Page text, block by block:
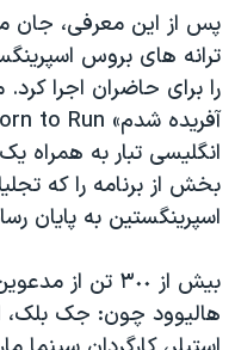
پس از این معرفی، جان
را برای حاضران اجرا کرد.
انگلیسی تبار به همراه
بخش از برنامه را که
اسپرینگستین به پایان
بیش از ٣٠٠ تن
هالیوود چون: جک بلک،